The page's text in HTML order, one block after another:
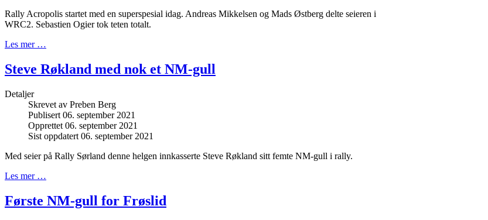
Rally Acropolis startet med en superspesial idag. Andreas Mikkelsen og Mads Østberg delte seieren i
WRC2. Sebastien Ogier tok teten totalt.
Les mer …
Steve Røkland med nok et NM-gull
Detaljer
Skrevet av Preben Berg
Publisert 06. september 2021
Opprettet 06. september 2021
Sist oppdatert 06. september 2021
Med seier på Rally Sørland denne helgen innkasserte Steve Røkland sitt femte NM-gull i rally.
Les mer …
Første NM-gull for Frøslid